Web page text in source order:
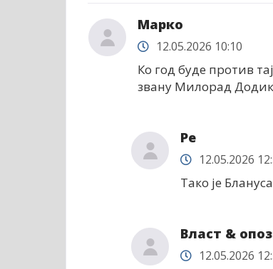
Марко
12.05.2026 10:10
Ко год буде против
звану Милорад
Ре
12.05.2026
Тако је
Власт &
12.05.2026